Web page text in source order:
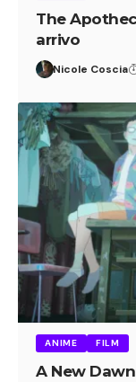
The
arrivo
Nicole Coscia
ANIME FILM
A New